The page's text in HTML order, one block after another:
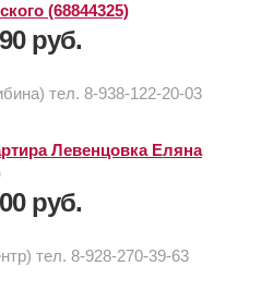
(68844325)
руб.
тел. 8-938-122-20-03
Левенцовка Еляна
руб.
тел. 8-928-270-39-63